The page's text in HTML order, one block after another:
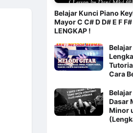
Belajar Kunci Piano
Mayor C C# D D# E F
LENGKAP !
Cara
Dasar
Minor